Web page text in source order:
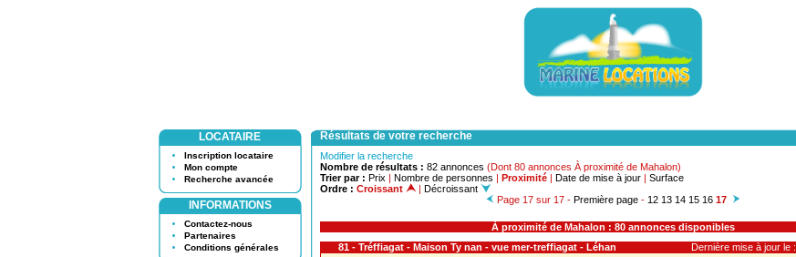
LOCATAIRE
Inscription locataire
Mon compte
Recherche avancée
INFORMATIONS
Contactez-nous
Partenaires
Conditions générales
Résultats de votre recherche
Modifier la recherche
Nombre de résultats : 82 annonces (Dont 80 annonces À proximité de Mahalon)
Trier par : Prix | Nombre de personnes | Proximité | Date de mise à jour | Surface
Ordre : Croissant | Décroissant
Page 17 sur 17 - Première page- 12 13 14 15 16 17
À proximité de Mahalon : 80 annonces disponibles
81 - Tréffiagat - Maison Ty nan - vue mer-treffiagat - Léhan
Dernière mise à jour le :